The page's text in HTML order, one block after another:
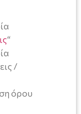
“
/
όρου